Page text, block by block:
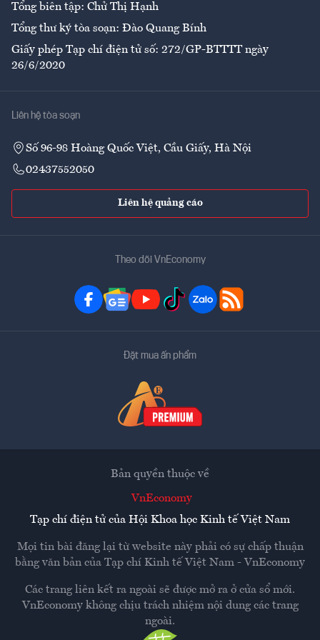
Tổng biên tập: Chử Thị Hạnh
Tổng thư ký tòa soạn: Đào Quang Bính
Giấy phép Tạp chí điện tử số: 272/GP-BTTTT ngày
26/6/2020
Liên hệ tòa soạn
Số 96-98 Hoàng Quốc Việt, Cầu Giấy, Hà Nội
02437552050
Liên hệ quảng cáo
Theo dõi VnEconomy
Đặt mua ấn phẩm
Bản quyền thuộc về
VnEconomy
Tạp chí điện tử của Hội Khoa học Kinh tế Việt Nam
Mọi tin bài đăng lại từ website này phải có sự chấp thuận
bằng văn bản của Tạp chí Kinh tế Việt Nam - VnEconomy
Các trang liên kết ra ngoài sẽ được mở ra ở cửa sổ mới.
VnEconomy không chịu trách nhiệm nội dung các trang
ngoài.